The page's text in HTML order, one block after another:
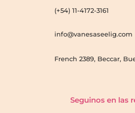
(+54) 11-4172-3161
info@vanesaseelig.com
French 2389, Beccar,
Seguinos en las